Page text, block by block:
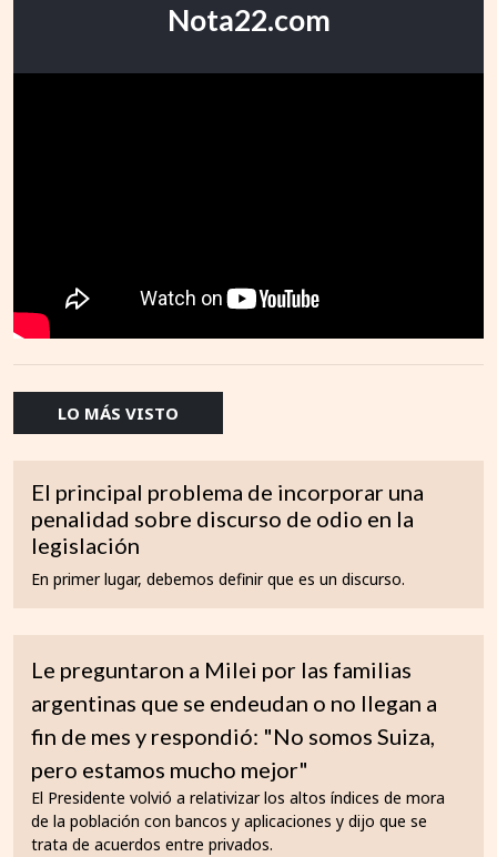
Nota22.com
LO MÁS VISTO
El principal problema de incorporar una
penalidad sobre discurso de odio en la
legislación
En primer lugar, debemos definir que es un discurso.
Le preguntaron a Milei por las familias
argentinas que se endeudan o no llegan a
fin de mes y respondió: "No somos Suiza,
pero estamos mucho mejor"
El Presidente volvió a relativizar los altos índices de mora
de la población con bancos y aplicaciones y dijo que se
trata de acuerdos entre privados.